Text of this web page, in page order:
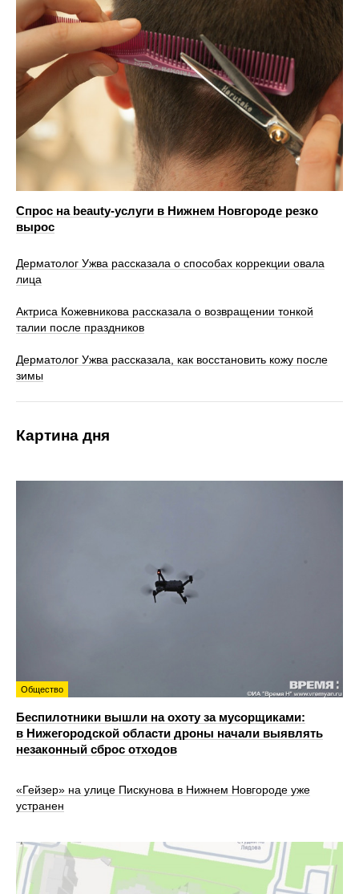
Спрос на beauty‑услуги в Нижнем Новгороде резко
вырос
Дерматолог Ужва рассказала о способах коррекции овала
лица
Актриса Кожевникова рассказала о возвращении тонкой
талии после праздников
Дерматолог Ужва рассказала, как восстановить кожу после
зимы
Картина дня
Общество
Беспилотники вышли на охоту за мусорщиками:
в Нижегородской области дроны начали выявлять
незаконный сброс отходов
«Гейзер» на улице Пискунова в Нижнем Новгороде уже
устранен